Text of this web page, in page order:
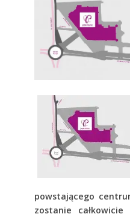
powstającego
zostanie